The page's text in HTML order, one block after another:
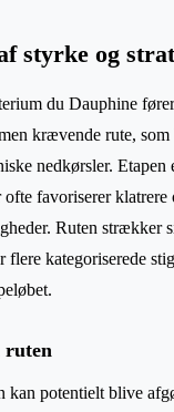
styrke og
du Dauphine
krævende rute, som
nedkørsler. Etapen
favoriserer klatrere
Ruten strækker
kategoriserede
ruten
kan potentielt blive